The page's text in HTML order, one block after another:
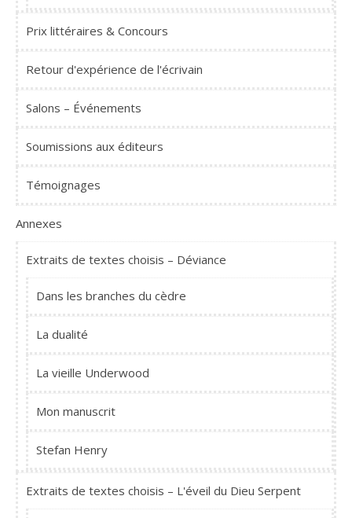
Prix littéraires & Concours
Retour d'expérience de l'écrivain
Salons – Événements
Soumissions aux éditeurs
Témoignages
Annexes
Extraits de textes choisis – Déviance
Dans les branches du cèdre
La dualité
La vieille Underwood
Mon manuscrit
Stefan Henry
Extraits de textes choisis – L'éveil du Dieu Serpent